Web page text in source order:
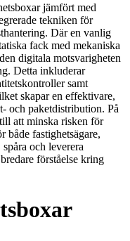
jämfört med
tekniken för
Där en vanlig
fack med mekaniska
digitala motsvarigheten
Detta inkluderar
samt
skapar en effektivare,
och paketdistribution. På
att minska risken för
både fastighetsägare,
och leverera
förståelse kring